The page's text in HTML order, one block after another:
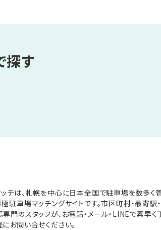
探す
ッチは、札幌を中心に日本全国で駐車場を数多
駐車場マッチングサイトです。市区町村・最寄
門のスタッフが、お電話・メール・LINEで素早
お問い合せください。